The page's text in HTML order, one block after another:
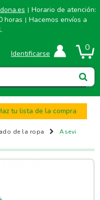
| Horario de atención:
horas | Hacemos envíos a
0
Identificarse
tu lista de la compra
de la ropa
Asevi